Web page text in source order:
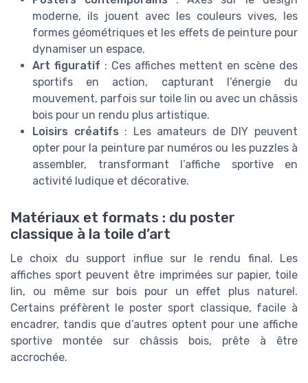
moderne, ils jouent avec les couleurs vives, les
formes géométriques et les effets de peinture pour
dynamiser un espace.
Art figuratif : Ces affiches mettent en scène des
sportifs en action, capturant l’énergie du
mouvement, parfois sur toile lin ou avec un châssis
bois pour un rendu plus artistique.
Loisirs créatifs : Les amateurs de DIY peuvent
opter pour la peinture par numéros ou les puzzles à
assembler, transformant l’affiche sportive en
activité ludique et décorative.
Matériaux et formats : du poster
classique à la toile d’art
Le choix du support influe sur le rendu final. Les
affiches sport peuvent être imprimées sur papier, toile
lin, ou même sur bois pour un effet plus naturel.
Certains préfèrent le poster sport classique, facile à
encadrer, tandis que d’autres optent pour une affiche
sportive montée sur châssis bois, prête à être
accrochée.